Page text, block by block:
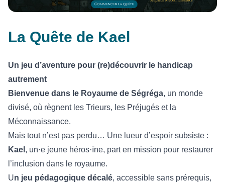
La Quête de Kael
Un jeu d’aventure pour (re)découvrir le handicap
autrement
Bienvenue dans le Royaume de Ségréga, un monde
divisé, où règnent les Trieurs, les Préjugés et la
Méconnaissance.
Mais tout n’est pas perdu… Une lueur d’espoir subsiste :
Kael , un·e jeune héros·ïne, part en mission pour restaurer
l’inclusion dans le royaume.
Un jeu pédagogique décalé, accessible sans prérequis,